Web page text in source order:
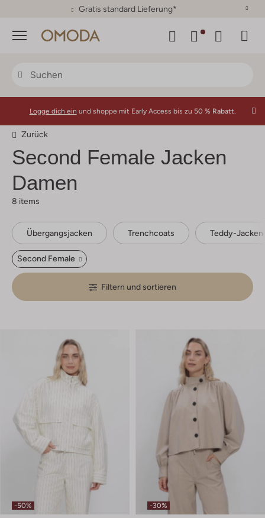
30 Tage Rückgaberecht
Menü
Logge dich ein und shoppe mit Early Access bis zu 50 % Rabatt.
Zurück
Second Female Jacken
Damen
8 items
Übergangsjacken Trenchcoats Teddy-Jacken
Second Female
Filtern und sortieren
-50% -30%